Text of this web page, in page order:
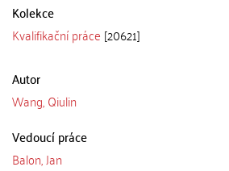
Kolekce
Kvalifikační práce [20621]
Autor
Wang, Qiulin
Vedoucí práce
Balon, Jan